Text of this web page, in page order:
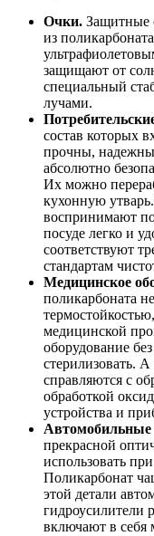
Очки. Защитные
из
защищают от
специальный
лучами.
состав которых
прочны,
абсолютно
Их можно
кухонную
воспринимают
посуде легко и
соответствуют
стандартам
Медицинское
поликарбоната
медицинской
оборудование
стерилизовать.
справляются с
обработкой
устройства и
прекрасной
использовать
Поликарбонат
этой детали
гидроусилители
включают в себя